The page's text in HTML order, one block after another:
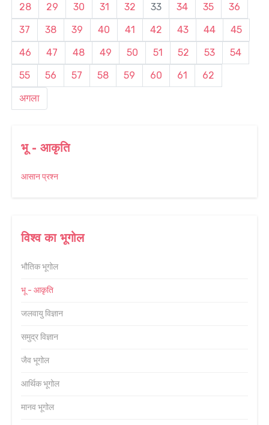
भू - आकृति
आसान प्रश्न
विश्व का भूगोल
भौतिक भूगोल
भू - आकृति
जलवायु विज्ञान
समुद्र विज्ञान
जैव भूगोल
आर्थिक भूगोल
मानव भूगोल
28
29 30 31 32 33 34 35
36
37
38 39 40 41 42 43 44
45
46
47 48 49 50 51 52 53
54
55
56 57 58 59 60 61
62
अगला